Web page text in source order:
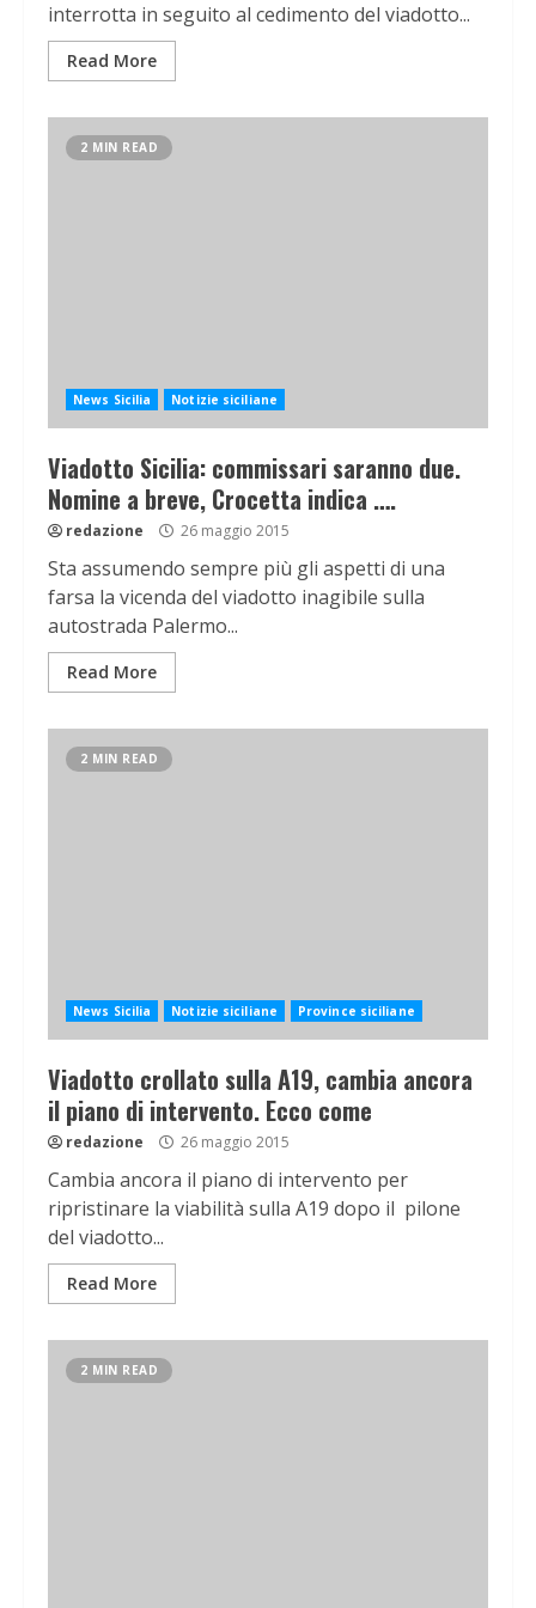
interrotta in seguito al cedimento del viadotto...
Read More
2 MIN READ
News Sicilia Notizie siciliane
Viadotto Sicilia: commissari saranno due.
Nomine a breve, Crocetta indica ….
redazione 26 maggio 2015
Sta assumendo sempre più gli aspetti di una
farsa la vicenda del viadotto inagibile sulla
autostrada Palermo...
Read More
2 MIN READ
News Sicilia Notizie siciliane Province siciliane
Viadotto crollato sulla A19, cambia ancora
il piano di intervento. Ecco come
redazione 26 maggio 2015
Cambia ancora il piano di intervento per
ripristinare la viabilità sulla A19 dopo il pilone
del viadotto...
Read More
2 MIN READ